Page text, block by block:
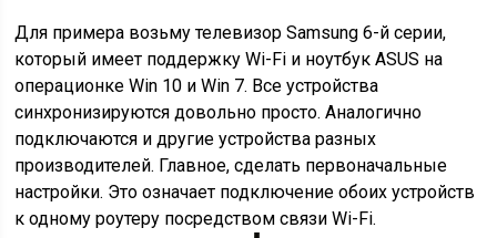
Для примера возьму телевизор Samsung 6-й серии,
который имеет поддержку Wi-Fi и ноутбук ASUS на
операционке Win 10 и Win 7. Все устройства
синхронизируются довольно просто. Аналогично
подключаются и другие устройства разных
производителей. Главное, сделать первоначальные
настройки. Это означает подключение обоих устройств
к одному роутеру посредством связи Wi-Fi.